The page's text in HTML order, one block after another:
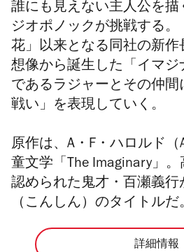
誰にも見えない主人公を描
ジオポノックが挑戦する。
花」以来となる同社の新作
想像から誕生した「イマジ
であるラジャーとその仲間
戦い」を表現していく。
原作は、A・F・ハロルド（
童文学「The Imaginary」
認められた鬼才・百瀬義行
（こんしん）のタイトルだ
詳細情報